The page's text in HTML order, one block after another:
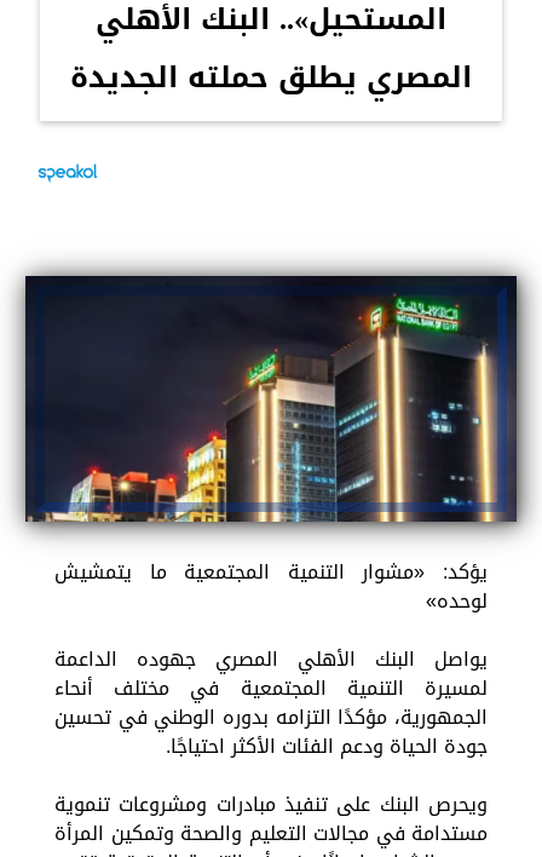
المستحيل».. البنك الأهلي
المصري يطلق حملته الجديدة
يؤكد: «مشوار التنمية المجتمعية ما يتمشيش
لوحده»
يواصل البنك الأهلي المصري جهوده الداعمة
لمسيرة التنمية المجتمعية في مختلف أنحاء
الجمهورية، مؤكدًا التزامه بدوره الوطني في تحسين
جودة الحياة ودعم الفئات الأكثر احتياجًا.
ويحرص البنك على تنفيذ مبادرات ومشروعات تنموية
مستدامة في مجالات التعليم والصحة وتمكين المرأة